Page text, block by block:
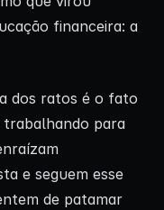
financeira: a
dos ratos é o fato
trabalhando para
e seguem esse
de patamar